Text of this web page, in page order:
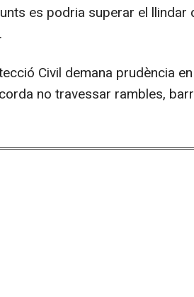
es podria superar el
Civil demana prudència
no travessar rambles,